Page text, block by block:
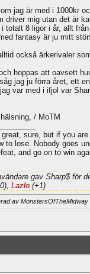
jag är med i 1000kr
driver mig utan det är
i totalt 8 ligor i år, allt
fantasy är ju mitt
också ärkerivaler
hoppas att oavsett
jag ju förra året, ett
var med i ifjol var
/ MoTM
sure, but if you
to lose. Nobody goes
and go on to win
gav Sharp$ för
Lazlo (+1)
av